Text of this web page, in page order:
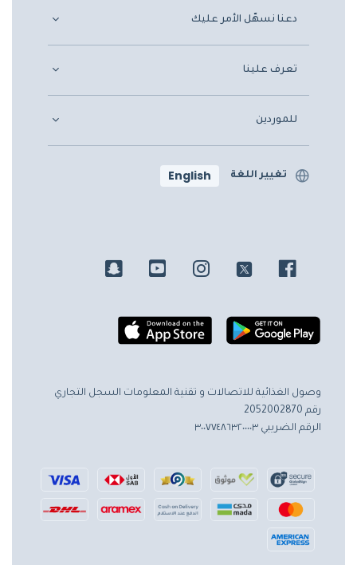
دعنا نسهّل الأمر عليك
تعرف علينا
للموردين
تغيير اللغة English
وصول الغذائية للاتصالات و تقنية المعلومات السجل التجاري
رقم 2052002870
الرقم الضريبي ٣٠٠٧٧٤٨٦٣٢٠٠٠٠٣